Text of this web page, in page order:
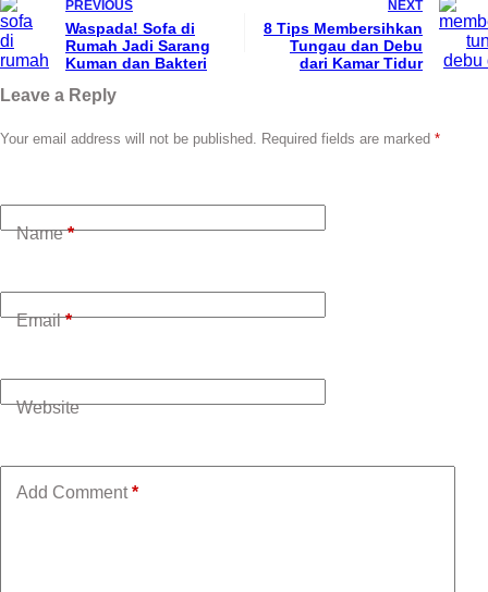
PREVIOUS
Waspada! Sofa di
Rumah Jadi Sarang
Kuman dan Bakteri
NEXT
8 Tips Membersihkan
Tungau dan Debu
dari Kamar Tidur
Leave a Reply
Your email address will not be published. Required fields are marked *
Name*
Email*
Website
Add Comment*